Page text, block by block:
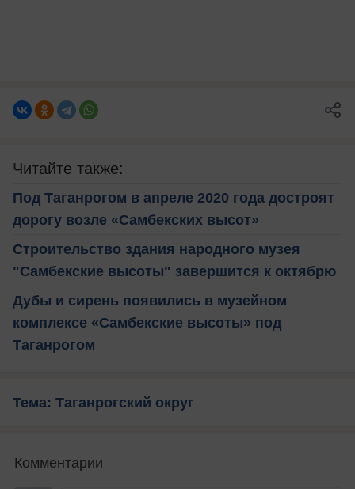
Читайте также:
Под Таганрогом в апреле 2020 года достроят
дорогу возле «Самбекских высот»
Строительство здания народного музея
"Самбекские высоты" завершится к октябрю
Дубы и сирень появились в музейном
комплексе «Самбекские высоты» под
Таганрогом
Тема: Таганрогский округ
Комментарии